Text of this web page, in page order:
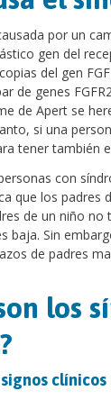
por un
gen del
del gen
de genes
de Apert se
si una
tener también
con
que los padres
de un niño
baja. Sin
de padres
los